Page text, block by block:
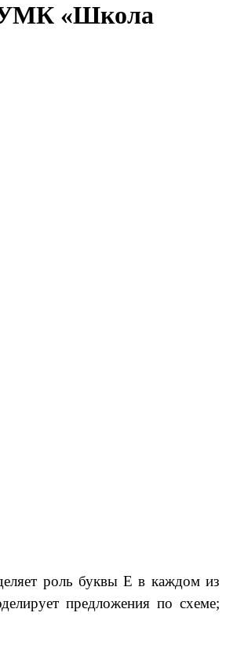
(УМК «Школа
роль буквы Е в каждом из
предложения по схеме;